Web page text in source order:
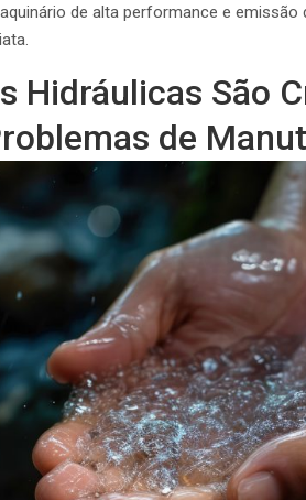
de alta performance e
Hidráulicas São
de